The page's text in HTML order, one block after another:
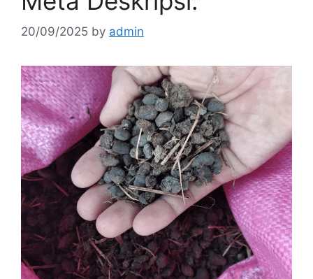
20/09/2025 by admin